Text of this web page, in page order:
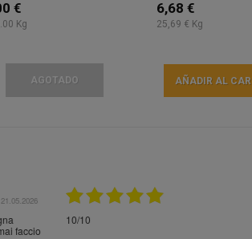
€
Kg
AGOTADO
6,68 €
25,69 € Kg
AÑADIR AL
general bien. Un zumo de melocotón vino roto por
perdía liquido